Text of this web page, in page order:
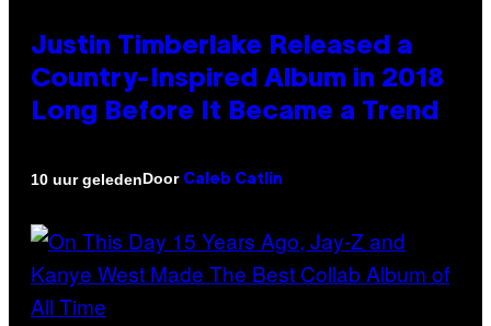
Justin Timberlake Released a
Country-Inspired Album in 2018
Long Before It Became a Trend
10 uur geledenDoor Caleb Catlin